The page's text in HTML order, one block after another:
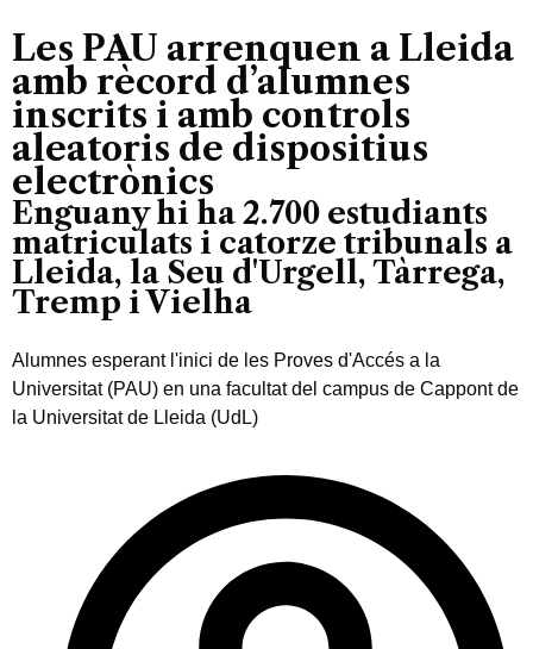
Les PAU arrenquen a Lleida
amb rècord d’alumnes
inscrits i amb controls
aleatoris de dispositius
electrònics
Enguany hi ha 2.700 estudiants
matriculats i catorze tribunals a
Lleida, la Seu d'Urgell, Tàrrega,
Tremp i Vielha
Alumnes esperant l'inici de les Proves d'Accés a la
Universitat (PAU) en una facultat del campus de Cappont de
la Universitat de Lleida (UdL)